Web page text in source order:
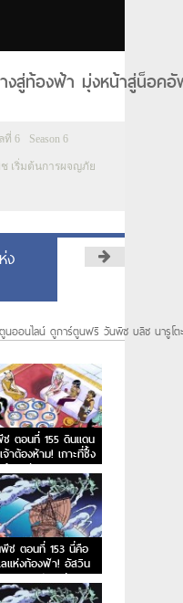
สู่ท้องฟ้า มุ่งหน้าสู่น็อคอั
ที่ 6 Season 6
เริ่มต้นการผจญภัย
ง
นออนไลน์ ดูการ์ตูนฟรี วันพีซ บลีซ นารูโตะ
ตอนที่ 155 ดินแดน
จ้าต้องห้าม! เกาะที่ซึ้ง
จ้าอาศัย และ การลง
ทัณต์จากสวรรค์
ช ตอนที่ 153 นี่คือ
ลแห่งท้องฟ้า! อัสวิน
นภาและประตูสู่สรวง
สวรรค์